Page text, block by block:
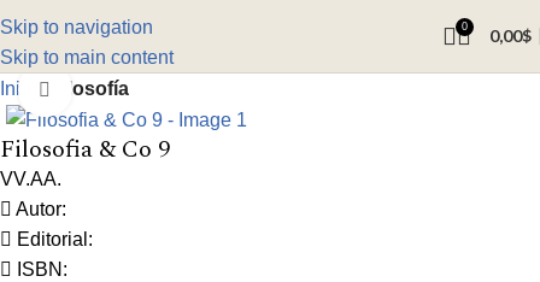
Skip to navigation
Skip to main content
0 0,00$
Inicio Filosofía
Click to enlarge
Filosofia & Co 9
VV.AA.
Autor:
Editorial:
ISBN: